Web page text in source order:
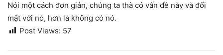
Nói một cách đơn giản, chúng ta thà có vấn đề này và đối
mặt với nó, hơn là không có nó.
Post Views: 57